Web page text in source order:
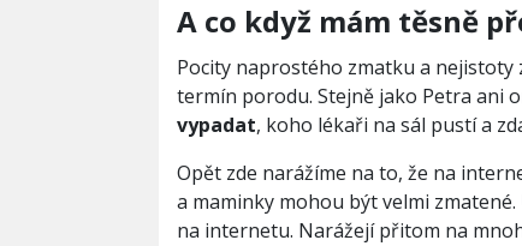
A co když mám těsně
Pocity naprostého zmatku a nejistoty
termín porodu. Stejně jako Petra ani
vypadat, koho lékaři na sál pustí a
Opět zde narážíme na to, že na
a maminky mohou být velmi
na internetu. Narážejí přitom na